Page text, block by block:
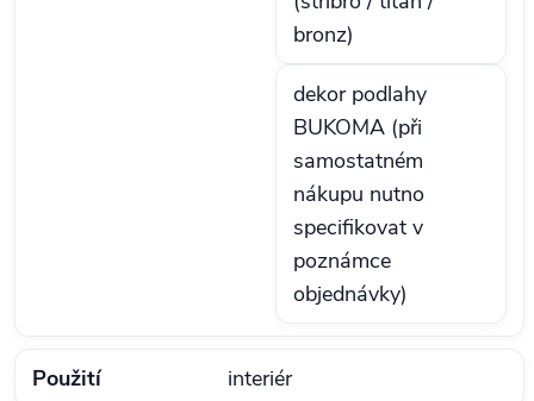
bronz)
dekor podlahy
BUKOMA (při
samostatném
nákupu nutno
specifikovat v
poznámce
objednávky)
Použití interiér